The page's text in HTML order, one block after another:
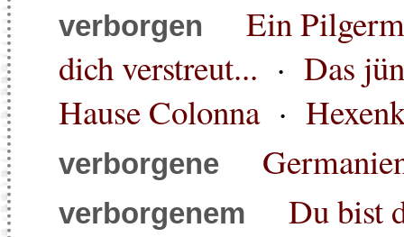
verborgen
Ein
dich verstreut... · Das
Hause Colonna·
verborgene
verborgenem Du bist